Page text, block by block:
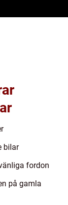
bilar
fordon
på gamla